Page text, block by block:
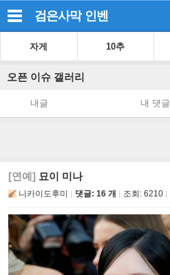
검은사막 인벤
자게 10추
오픈 이슈 갤러리
내글 내 댓글
[연예] 묘이 미나
니카이도후미 댓글: 16 개 조회: 6210